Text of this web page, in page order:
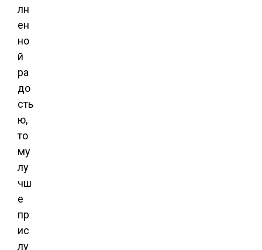
лн
ен
но
й
ра
до
сть
ю,
то
му
лу
чш
е
пр
ис
лу